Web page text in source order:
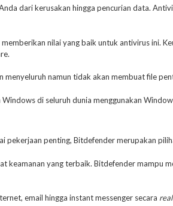
dari kerusakan hingga pencurian data.
nilai yang baik untuk antivirus ini.
namun tidak akan membuat file
di seluruh dunia menggunakan
pekerjaan penting, Bitdefender merupakan
keamanan yang terbaik. Bitdefender mampu
email hingga instant messenger secara